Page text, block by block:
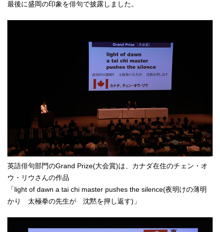
最後に盛岡の印象を俳句で披露しました。
英語俳句部門のGrand Prize(大会賞)は、カナダ在住のチェン・オ
ウ・リウさんの作品
「light of dawn a tai chi master pushes the silence(夜明けの薄明
かり 太極拳の先生が 沈黙を押し返す)」